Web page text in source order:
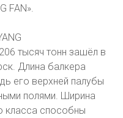
FAN».
тысяч тонн зашёл в
Длина балкера
его верхней палубы
полями. Ширина
класса способны